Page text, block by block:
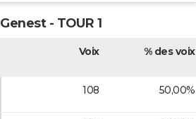
- TOUR 1
Voix % des voix
108 50,00%